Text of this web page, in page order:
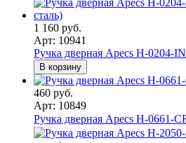
1 160 руб.
Арт: 10941
Ручка дверная Apecs H-0204-
В корзину
460 руб.
Арт: 10849
Ручка дверная Apecs H-0661-